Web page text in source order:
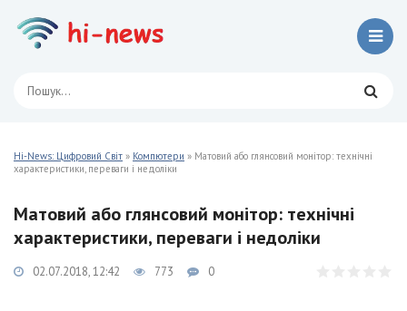
Hi-News: Цифровий Світ » Компютери » Матовий або глянсовий монітор: технічні
характеристики, переваги і недоліки
Матовий або глянсовий монітор: технічні
характеристики, переваги і недоліки
02.07.2018, 12:42 773 0